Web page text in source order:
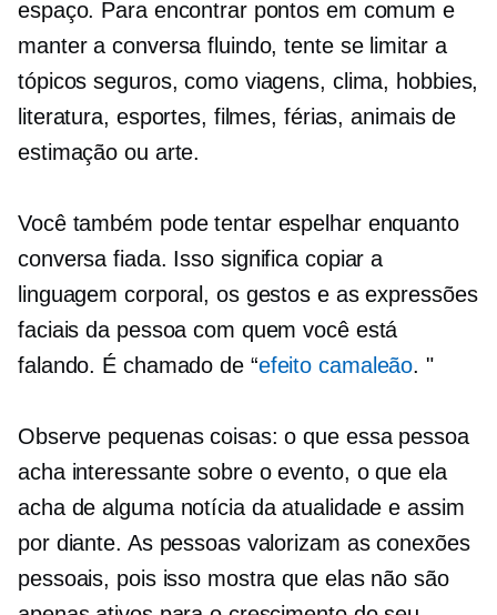
espaço. Para encontrar pontos em comum e
manter a conversa fluindo, tente se limitar a
tópicos seguros, como viagens, clima, hobbies,
literatura, esportes, filmes, férias, animais de
estimação ou arte.
Você também pode tentar espelhar enquanto
conversa fiada. Isso significa copiar a
linguagem corporal, os gestos e as expressões
faciais da pessoa com quem você está
falando. É chamado de “efeito camaleão. "
Observe pequenas coisas: o que essa pessoa
acha interessante sobre o evento, o que ela
acha de alguma notícia da atualidade e assim
por diante. As pessoas valorizam as conexões
pessoais, pois isso mostra que elas não são